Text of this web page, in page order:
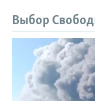
Выбор